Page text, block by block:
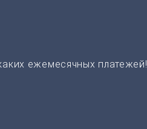
ежемесячных платежей!